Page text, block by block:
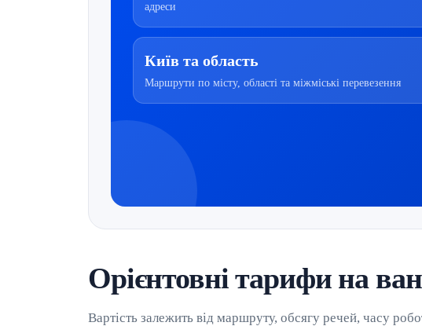
адреси
Київ та область
Маршрути по місту, області та міжміські перевезення
Орієнтовні тарифи на
Вартість залежить від маршруту, обсягу речей, часу